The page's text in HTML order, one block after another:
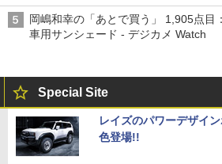
岡嶋和幸の「あとで買う」 1,905点目
車用サンシェード - デジカメ Watch
Special Site
レイズのパワーデザイ
色登場!!